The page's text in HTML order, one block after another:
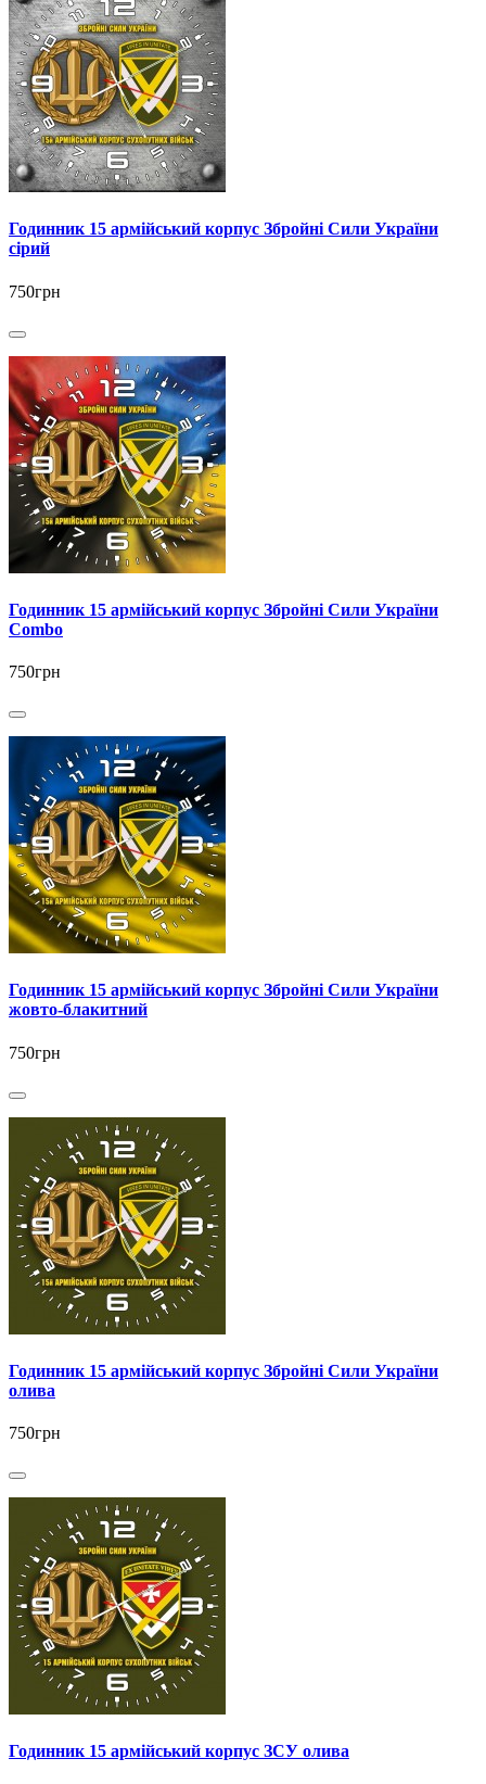
Годинник 15 армійський корпус Збройні Сили України
сірий
750грн
Годинник 15 армійський корпус Збройні Сили України
Combo
750грн
Годинник 15 армійський корпус Збройні Сили України
жовто-блакитний
750грн
Годинник 15 армійський корпус Збройні Сили України
олива
750грн
Годинник 15 армійський корпус ЗСУ олива